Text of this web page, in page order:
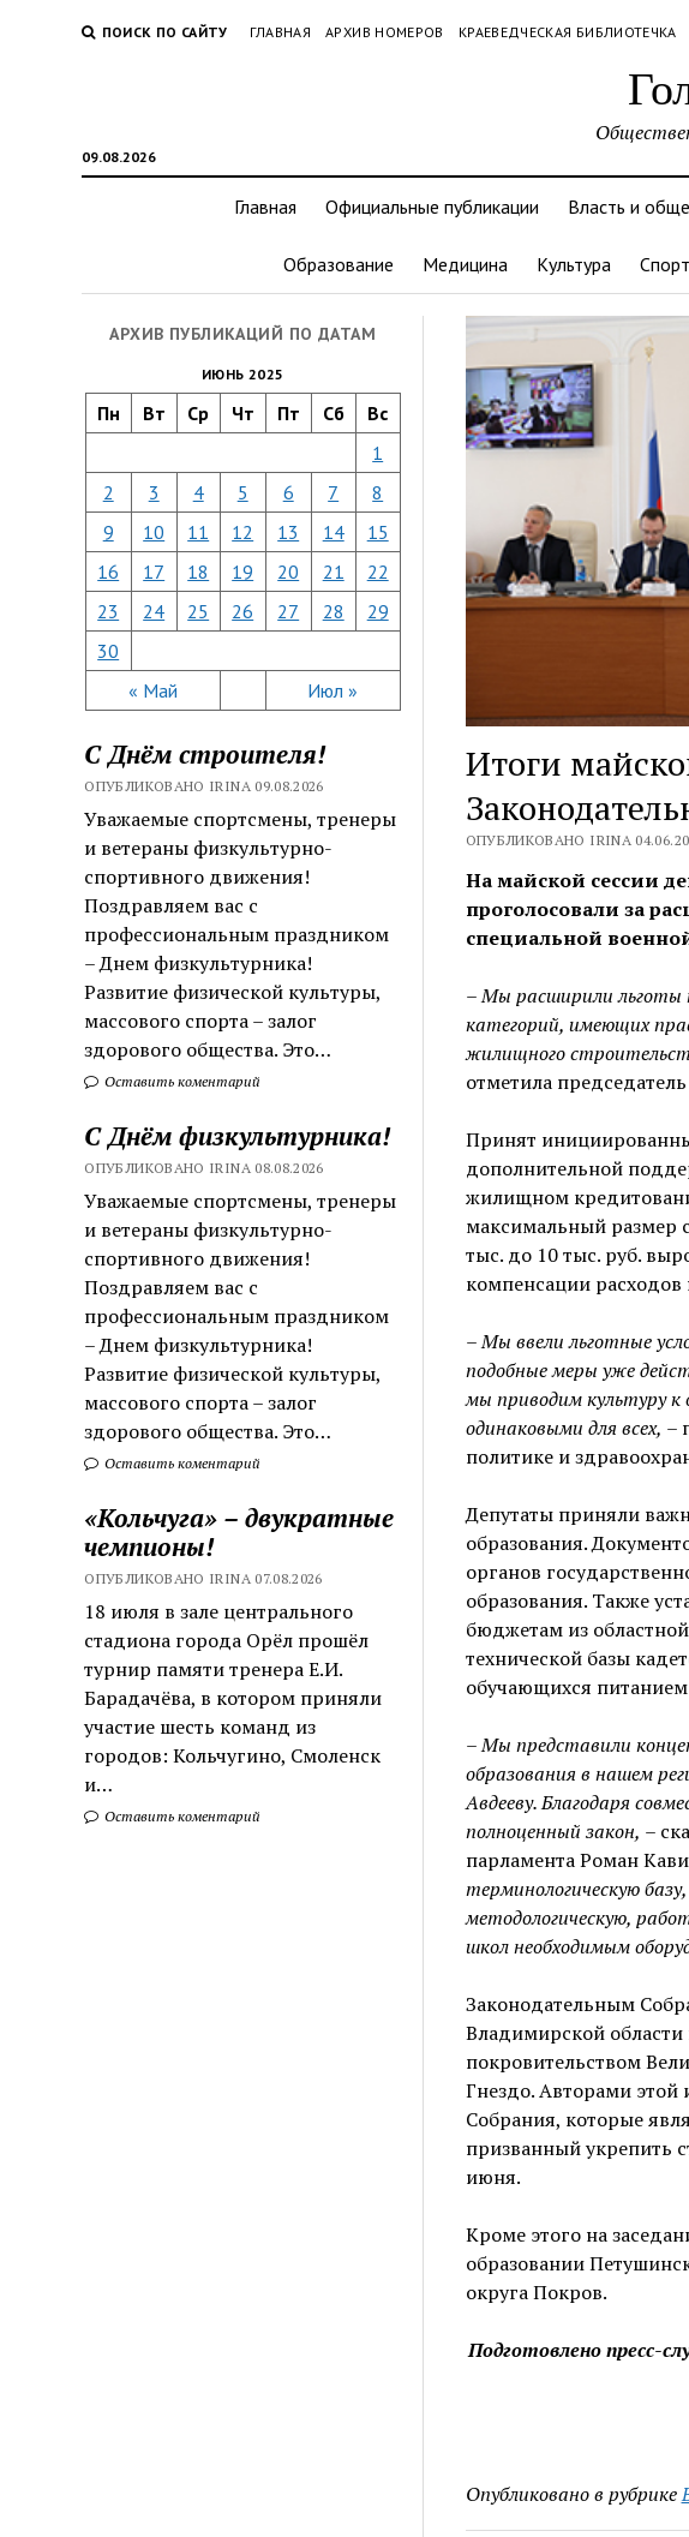
ПОИСК ПО САЙТУ ГЛАВНАЯ АРХИВ НОМЕРОВ КРАЕВЕДЧЕСКАЯ БИБЛИОТЕЧКА
09.08.2026
Главная Официальные публикации Власть и
Образование Медицина Культура Спорт
АРХИВ ПУБЛИКАЦИЙ ПО ДАТАМ
ИЮНЬ 2025
Пн Вт Ср Чт Пт Сб Вс
« Май Июл »
1
2
3 4 5 6 7
8
9
10 11 12 13 14
15
16
17 18 19 20 21
22
23
24 25 26 27 28
29
30
С Днём строителя!
ОПУБЛИКОВАНО IRINA 09.08.2026
Уважаемые спортсмены, тренеры
и ветераны физкультурно-
спортивного движения!
Поздравляем вас с
профессиональным праздником
– Днем физкультурника!
Развитие физической культуры,
массового спорта – залог
здорового общества. Это…
Оставить коментарий
С Днём физкультурника!
ОПУБЛИКОВАНО IRINA 08.08.2026
Уважаемые спортсмены, тренеры
и ветераны физкультурно-
спортивного движения!
Поздравляем вас с
профессиональным праздником
– Днем физкультурника!
Развитие физической культуры,
массового спорта – залог
здорового общества. Это…
Оставить коментарий
«Кольчуга» – двукратные
чемпионы!
ОПУБЛИКОВАНО IRINA 07.08.2026
18 июля в зале центрального
стадиона города Орёл прошёл
турнир памяти тренера Е.И.
Барадачёва, в котором приняли
участие шесть команд из
городов: Кольчугино, Смоленск
и…
Оставить коментарий
Итоги
ОПУБЛИКОВАНО IRINA
На майской сессии
проголосовали за
специальной
– Мы расширили льготы
категорий, имеющих
жилищного
отметила
Принят
дополнительной
жилищном
максимальный размер
тыс. до 10 тыс. руб.
компенсации расходов
– Мы ввели льготные
подобные меры уже
мы приводим культуру
одинаковыми для всех, –
политике и
Депутаты приняли
образования.
органов
образования. Также
бюджетам из
технической базы
обучающихся
– Мы представили
образования в нашем
Авдееву. Благодаря
полноценный закон, –
парламента Роман
терминологическую
методологическую,
школ необходимым
Законодательным
Владимирской
покровительством
Гнездо. Авторами этой
Собрания, которые
призванный укрепить
июня.
Кроме этого на
образовании
округа Покров.
Подготовлено пресс-
Опубликовано в рубрике